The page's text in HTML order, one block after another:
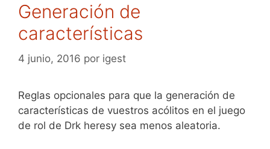
Generación de
características
4 junio, 2016 por igest
Reglas opcionales para que la generación de
características de vuestros acólitos en el juego
de rol de Drk heresy sea menos aleatoria.